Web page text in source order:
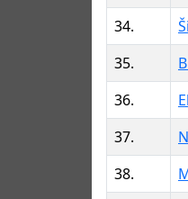
34.
35.
36.
37.
38.